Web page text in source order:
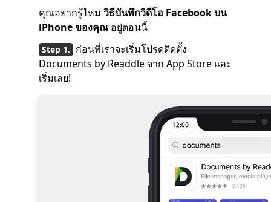
คุณอยากรู้ไหม วิธีบันทึกวิดีโอ Facebook บน
iPhone ของคุณ อยู่ตอนนี้
ก่อนที่เราจะเริ่มโปรดติดตั้ง
Documents by Readdle จาก App Store และ
เริ่มเลย!